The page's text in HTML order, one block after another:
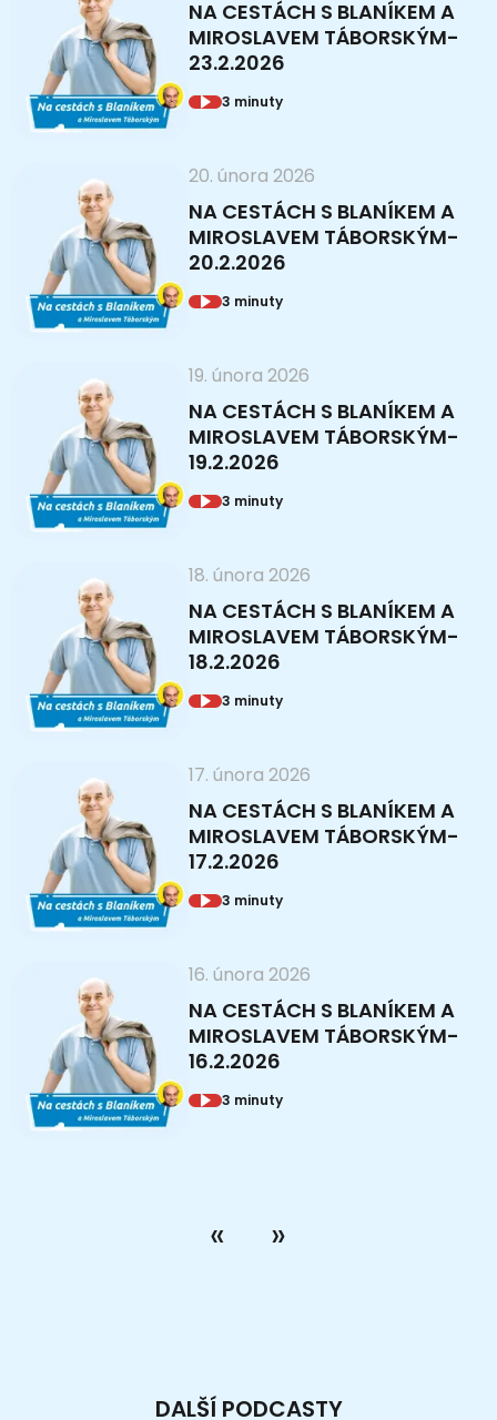
NA CESTÁCH S BLANÍKEM A
MIROSLAVEM TÁBORSKÝM-
23.2.2026
3 minuty
20. února 2026
NA CESTÁCH S BLANÍKEM A
MIROSLAVEM TÁBORSKÝM-
20.2.2026
3 minuty
19. února 2026
NA CESTÁCH S BLANÍKEM A
MIROSLAVEM TÁBORSKÝM-
19.2.2026
3 minuty
18. února 2026
NA CESTÁCH S BLANÍKEM A
MIROSLAVEM TÁBORSKÝM-
18.2.2026
3 minuty
17. února 2026
NA CESTÁCH S BLANÍKEM A
MIROSLAVEM TÁBORSKÝM-
17.2.2026
3 minuty
16. února 2026
NA CESTÁCH S BLANÍKEM A
MIROSLAVEM TÁBORSKÝM-
16.2.2026
3 minuty
DALŠÍ PODCASTY